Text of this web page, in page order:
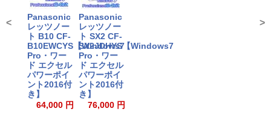
Panasonic
レッツノー
ト B10 CF-
B10EWCYS【Windows7
Pro・ワー
ド エクセル
パワーポイ
ント2016付
き】
64,000 円
Panasonic
レッツノー
ト SX2 CF-
SX2JDHYS【Windows7
Pro・ワー
ド エクセル
パワーポイ
ント2016付
き】
76,000 円
< >